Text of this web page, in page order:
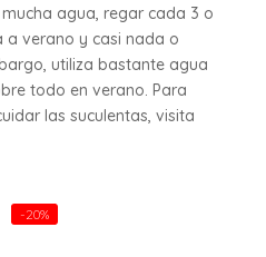
agua, regar cada 3 o
a verano y casi nada o
utiliza bastante agua
todo en verano. Para
las suculentas, visita
-20%